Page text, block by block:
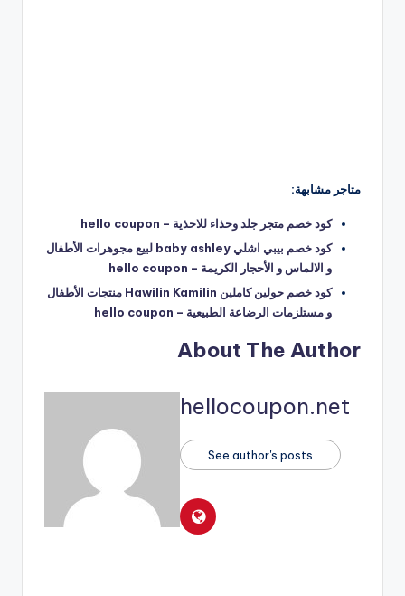
متاجر مشابهة:
كود خصم متجر جلد وحذاء للاحذية – hello coupon
كود خصم بيبي اشلي baby ashley لبيع مجوهرات الأطفال
و الالماس و الأحجار الكريمة – hello coupon
كود خصم حولين كاملين Hawilin Kamilin منتجات الأطفال
و مستلزمات الرضاعة الطبيعية – hello coupon
About The Author
hellocoupon.net
See author's posts